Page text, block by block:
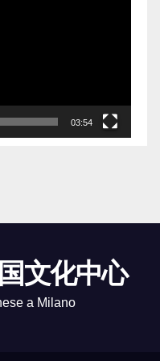
03:54
文化中心
a Milano